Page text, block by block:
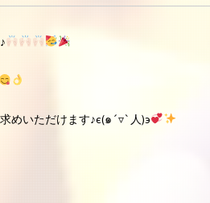
めいただけます♪є(๑´▿`人)э